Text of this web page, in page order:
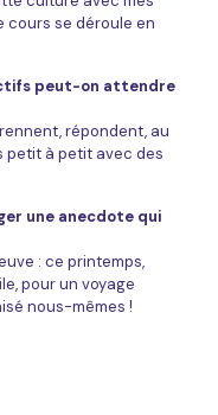
cours se déroule en
peut-on attendre
répondent, au
petit à petit avec des
une anecdote qui
: ce printemps,
pour un voyage
nous-mêmes !